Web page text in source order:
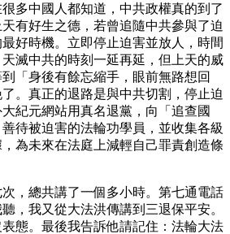
多中國人都知道，中共政權真的到了
有好生之德，若曾追隨中共參與了迫
好時機。立即停止迫害並放人，時間
滅中共的時刻一延再延，但上天的威
「身後有餘忘縮手，眼前無路想回
。真正的退路是與中共切割，停止迫
紀元網站用真名退黨，向「追查國
待被迫害的法輪功學員，並收集各級
為未來在法庭上減輕自己罪責創造條
，總共講了一個多小時。第七通電話
，我又從大法洪傳講到三退保平安。
態。最後我告訴他請記住：法輪大法